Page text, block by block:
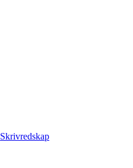
Skrivredskap